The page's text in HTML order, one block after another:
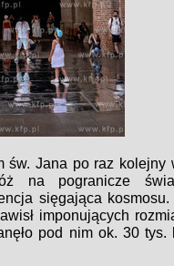
św. Jana po raz kolejny
na pogranicze
sięgająca kosmosu.
imponujących
pod nim ok. 30 tys.